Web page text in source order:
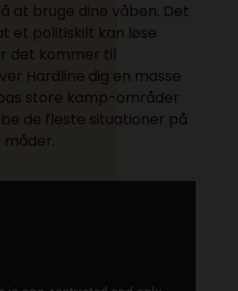
at bruge dine våben. Det
et politiskilt kan løse
det kommer til
Hardline dig en masse
store kamp-områder
de fleste situationer på